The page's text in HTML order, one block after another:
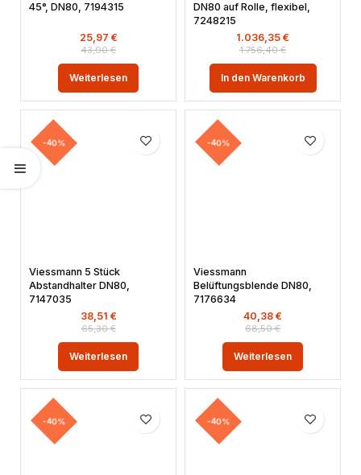
45°, DN80, 7194315
43,90€
25,97 €
Weiterlesen
DN80 auf Rolle, flexibel,
7248215
1.756,40€
1.036,35 €
In den Warenkorb
-40%
Viessmann 5 Stück
Abstandhalter DN80,
7147035
65,30€
38,51 €
Weiterlesen
-40%
Viessmann
Belüftungsblende DN80,
7176634
68,50€
40,38 €
Weiterlesen
-40% -40%